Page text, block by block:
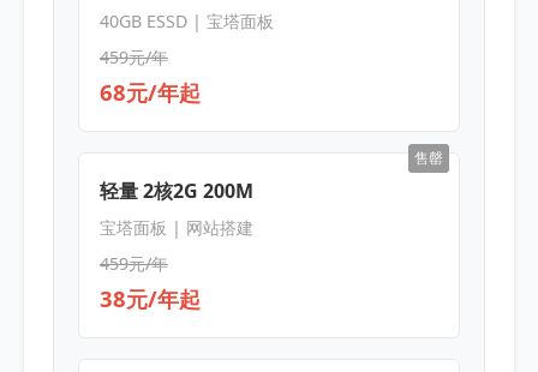
40GB ESSD | 宝塔面板
459元/年
68元/年起
售罄
轻量 2核2G 200M
宝塔面板 | 网站搭建
459元/年
38元/年起